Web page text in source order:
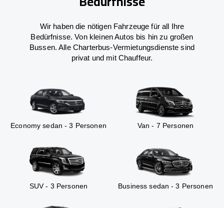
Wir haben die nötigen Fahrzeuge für all Ihre
Bedürfnisse. Von kleinen Autos bis hin zu großen
Bussen. Alle Charterbus-Vermietungsdienste sind
privat und mit Chauffeur.
Economy sedan - 3 Personen Van - 7 Personen
SUV - 3 Personen Business sedan - 3 Personen